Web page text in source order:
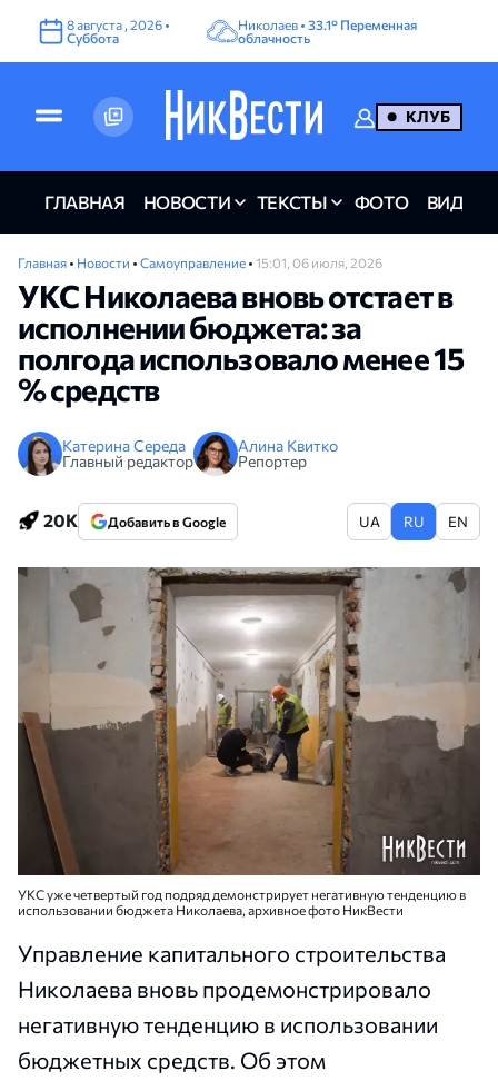
8августа ,2026 •
Суббота
Николаев •33.1° Переменная
облачность
КЛУБ
ГЛАВНАЯ НОВОСТИ ТЕКСТЫ ФОТО ВИДЕО
Главная • Новости • Самоуправление • 15:01, 06 июля, 2026
УКС Николаева вновь отстает в
исполнении бюджета: за
полгода использовало менее 15
% средств
Катерина Середа
Главный редактор
Алина Квитко
Репортер
20K Добавить в Google UA RU EN
УКС уже четвертый год подряд демонстрирует негативную тенденцию в
использовании бюджета Николаева, архивное фото НикВести
Управление капитального строительства
Николаева вновь продемонстрировало
негативную тенденцию в использовании
бюджетных средств. Об этом